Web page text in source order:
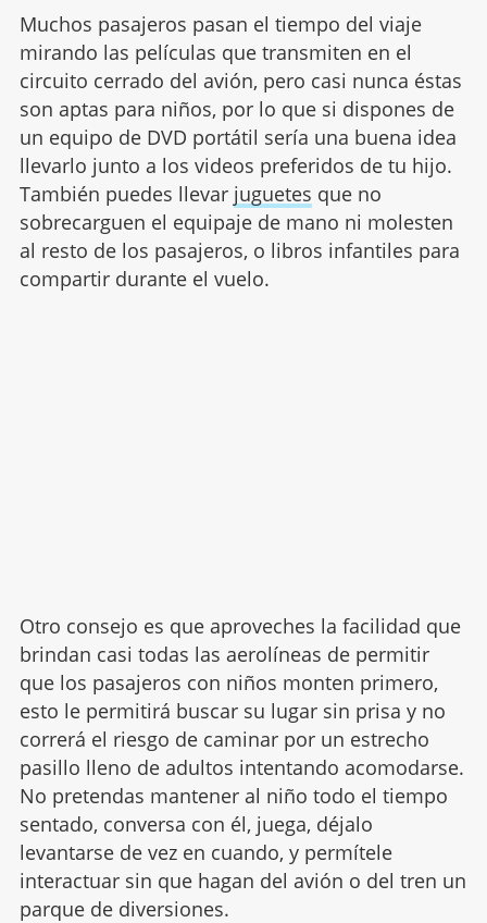
Muchos pasajeros pasan el tiempo del viaje
mirando las películas que transmiten en el
circuito cerrado del avión, pero casi nunca éstas
son aptas para niños, por lo que si dispones de
un equipo de DVD portátil sería una buena idea
llevarlo junto a los videos preferidos de tu hijo.
También puedes llevar juguetes que no
sobrecarguen el equipaje de mano ni molesten
al resto de los pasajeros, o libros infantiles para
compartir durante el vuelo.
Otro consejo es que aproveches la facilidad que
brindan casi todas las aerolíneas de permitir
que los pasajeros con niños monten primero,
esto le permitirá buscar su lugar sin prisa y no
correrá el riesgo de caminar por un estrecho
pasillo lleno de adultos intentando acomodarse.
No pretendas mantener al niño todo el tiempo
sentado, conversa con él, juega, déjalo
levantarse de vez en cuando, y permítele
interactuar sin que hagan del avión o del tren un
parque de diversiones.